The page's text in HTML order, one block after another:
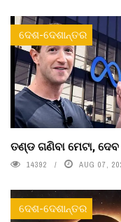
ଦେଶ-ଦେଶାନ୍ତର
ତଣ୍ଡ ଗଣିବା ମେଟା, ଦେବ
14392 AUG 07,
ଦେଶ-ଦେଶାନ୍ତର